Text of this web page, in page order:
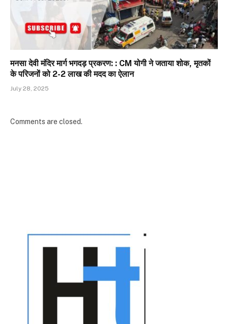
मनसा देवी मंदिर मार्ग भगदड़ प्रकरण: : CM योगी ने जताया शोक, मृतकों
के परिजनों को 2-2 लाख की मदद का ऐलान
July 28, 2025
Comments are closed.